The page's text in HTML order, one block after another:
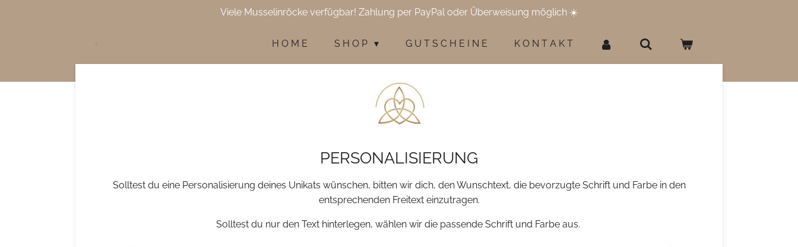
Viele Musselinröcke verfügbar! Zahlung per PayPal oder Überweisung möglich ☀️
H O M E S H O P G U T S C H E I N E K O N T A K T
PERSONALISIERUNG
Solltest du eine Personalisierung deines Unikats wünschen, bitten wir dich, den Wunschtext, die bevorzugte Schrift und Farbe in den
entsprechenden Freitext einzutragen.
Solltest du nur den Text hinterlegen, wählen wir die passende Schrift und Farbe aus.